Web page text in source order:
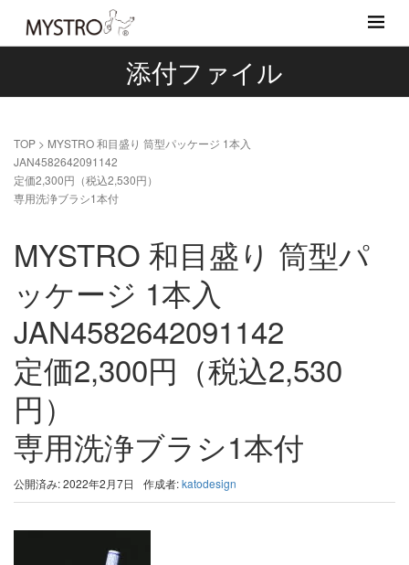
添付ファイル
TOP > MYSTRO 和目盛り 筒型パッケージ 1本入
JAN4582642091142
定価2,300円（税込2,530円）
専用洗浄ブラシ1本付
MYSTRO 和目盛り 筒型パ
ッケージ 1本入
JAN4582642091142
定価2,300円（税込2,530
円）
専用洗浄ブラシ1本付
公開済み: 2022年2月7日 作成者:katodesign